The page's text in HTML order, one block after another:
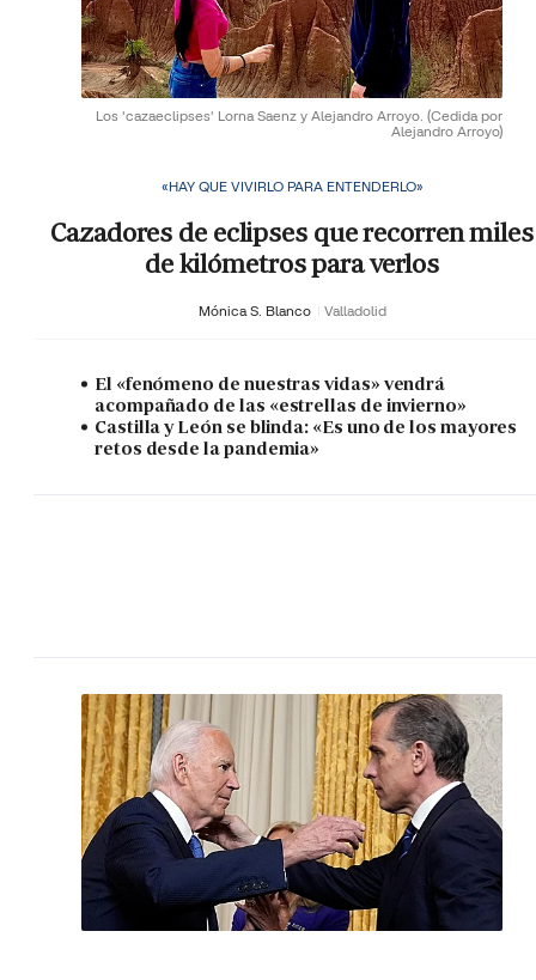
Los 'cazaeclipses' Lorna Saenz y Alejandro Arroyo. (Cedida por
Alejandro Arroyo)
«HAY QUE VIVIRLO PARA ENTENDERLO»
Cazadores de eclipses que recorren miles
de kilómetros para verlos
Mónica S. Blanco Valladolid
El «fenómeno de nuestras vidas» vendrá
acompañado de las «estrellas de invierno»
Castilla y León se blinda: «Es uno de los mayores
retos desde la pandemia»